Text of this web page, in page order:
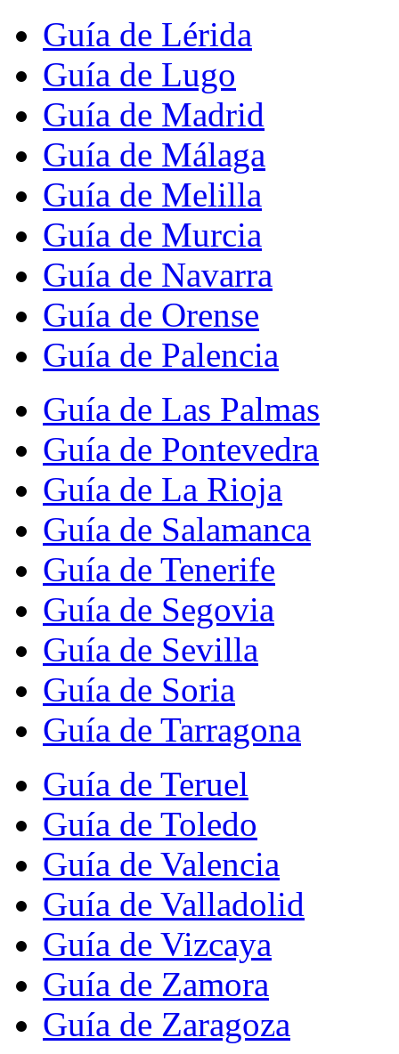
Guía de Lérida
Guía de Lugo
Guía de Madrid
Guía de Málaga
Guía de Melilla
Guía de Murcia
Guía de Navarra
Guía de Orense
Guía de Palencia
Guía de Las Palmas
Guía de Pontevedra
Guía de La Rioja
Guía de Salamanca
Guía de Tenerife
Guía de Segovia
Guía de Sevilla
Guía de Soria
Guía de Tarragona
Guía de Teruel
Guía de Toledo
Guía de Valencia
Guía de Valladolid
Guía de Vizcaya
Guía de Zamora
Guía de Zaragoza